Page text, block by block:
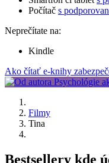
Počítač s
Neprečítate na:
Kindle
Ako čítať e-knihy
Filmy
Tina
Bestsellery kde